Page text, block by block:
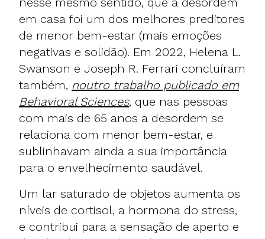
em casa foi um dos melhores preditores
de menor bem-estar (mais emoções
negativas e solidão). Em 2022, Helena L.
Swanson e Joseph R. Ferrari concluíram
também, noutro trabalho publicado em
Behavioral Sciences, que nas pessoas
com mais de 65 anos a desordem se
relaciona com menor bem-estar, e
sublinhavam ainda a sua importância
para o envelhecimento saudável.
Um lar saturado de objetos aumenta os
níveis de cortisol, a hormona do stress,
e contribui para a sensação de aperto e